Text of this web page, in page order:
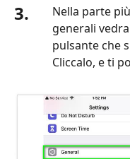
3.
Nella parte
generali
pulsante che
Cliccalo, e ti